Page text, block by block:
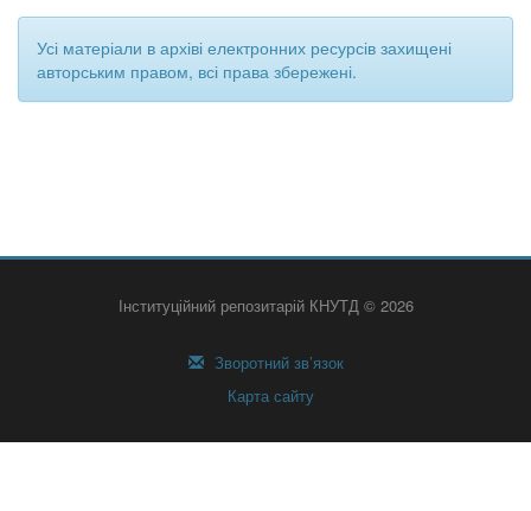
Усі матеріали в архіві електронних ресурсів захищені
авторським правом, всі права збережені.
Інституційний репозитарій КНУТД © 2026
Зворотний зв’язок
Карта сайту